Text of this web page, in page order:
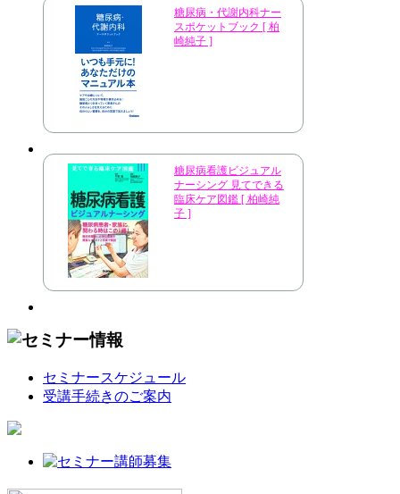
糖尿病・代謝内科ナー
スポケットブック [ 柏
崎純子 ]
糖尿病看護ビジュアル
ナーシング 見てできる
臨床ケア図鑑 [ 柏崎純
子 ]
セミナースケジュール
受講手続きのご案内